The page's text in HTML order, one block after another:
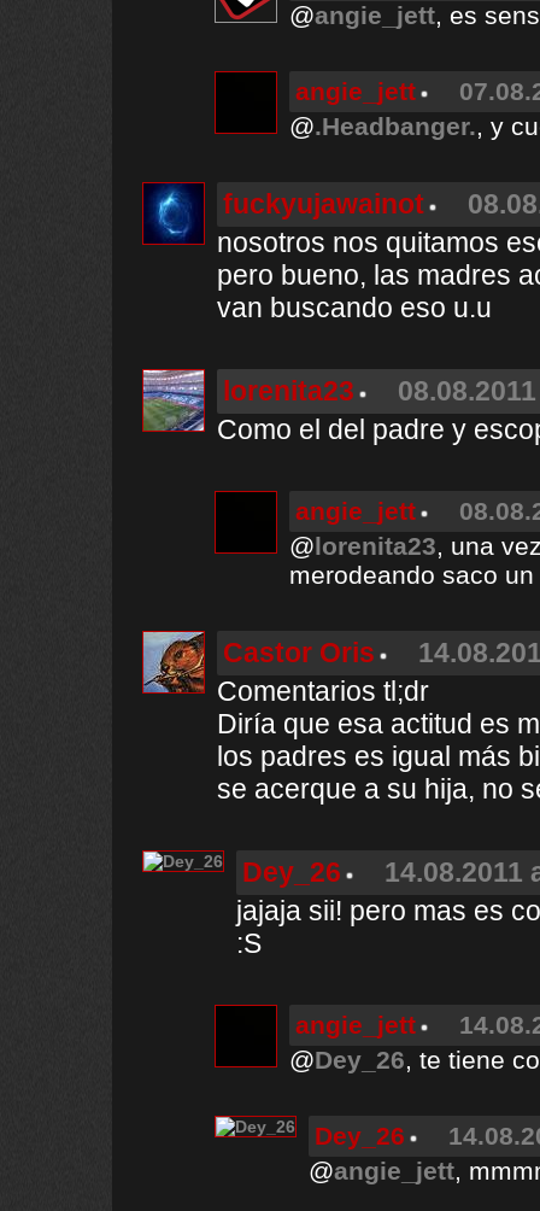
@angie_jett, es
angie_jett
@.Headbanger., y
fuckyujawainot
nosotros nos quitamos
pero bueno, las madres
van buscando eso u.u
lorenita23
Como el del padre y
angie_jett
@lorenita23, una
merodeando saco
Castor Oris
Comentarios tl;dr
Diría que esa actitud es
los padres es igual más
se acerque a su hija, no
Dey_26
14.08.2011
jajaja sii! pero mas es
:S
angie_jett
@Dey_26, te tiene
Dey_26
@angie_jett,